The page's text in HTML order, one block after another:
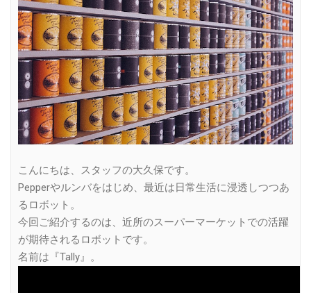
こんにちは、スタッフの大久保です。
Pepperやルンバをはじめ、最近は日常生活に浸透しつつあ
るロボット。
今回ご紹介するのは、近所のスーパーマーケットでの活躍
が期待されるロボットです。
名前は『Tally』。